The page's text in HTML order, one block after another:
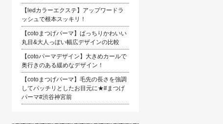
【ledカラーエクステ】アップワードラ
ッシュで根本スッキリ！
【cotoまつげパーマ】ぱっちりかわいい
丸目&大人っぽい幅広デザインの比較
【cotoパーマデザイン】大きめカールで
奥行きのある緩めなデザイン！
【cotoまつげパーマ】毛先の長さを強調
してパッチリとしたお目元に★#まつげ
パーマ#渋谷神宮前